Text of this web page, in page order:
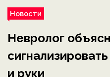
Новости
Невролог
и руки